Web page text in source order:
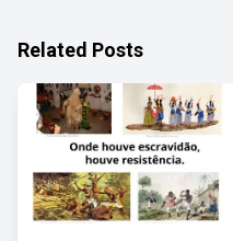
Related Posts